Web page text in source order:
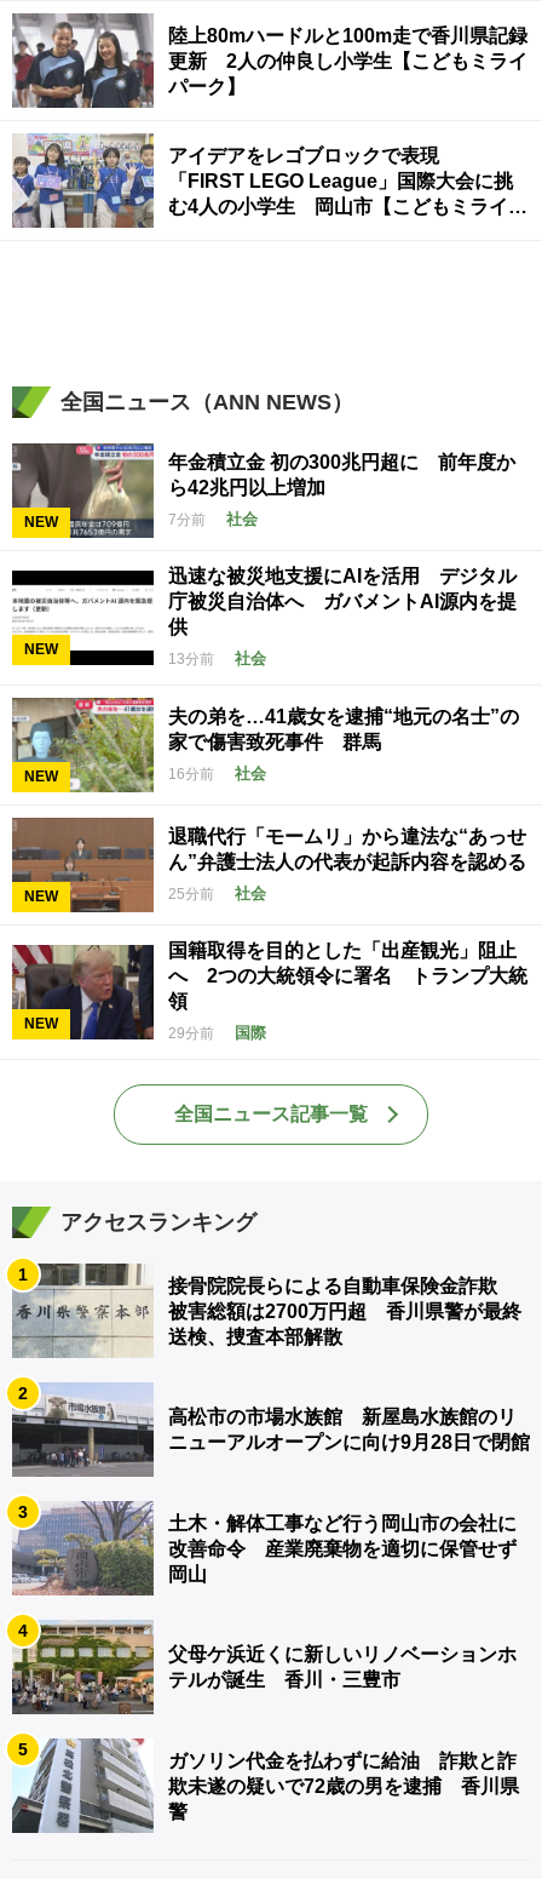
陸上80mハードルと100m走で香川県記録
更新 2人の仲良し小学生【こどもミライ
パーク】
アイデアをレゴブロックで表現
「FIRST LEGO League」国際大会に挑
む4人の小学生 岡山市【こどもミライパ
全国ニュース（ANN NEWS）
NEW
年金積立金 初の300兆円超に 前年度か
ら42兆円以上増加
7分前 社会
NEW
迅速な被災地支援にAIを活用 デジタル
庁被災自治体へ ガバメントAI源内を提
供
13分前 社会
NEW
夫の弟を…41歳女を逮捕“地元の名士”の
家で傷害致死事件 群馬
16分前 社会
NEW
退職代行「モームリ」から違法な“あっせ
ん”弁護士法人の代表が起訴内容を認める
25分前 社会
NEW
国籍取得を目的とした「出産観光」阻止
へ 2つの大統領令に署名 トランプ大統
領
29分前 国際
全国ニュース記事一覧
アクセスランキング
1
接骨院院長らによる自動車保険金詐欺
被害総額は2700万円超 香川県警が最終
送検、捜査本部解散
2
高松市の市場水族館 新屋島水族館のリ
ニューアルオープンに向け9月28日で閉館
3
土木・解体工事など行う岡山市の会社に
改善命令 産業廃棄物を適切に保管せず
岡山
4
父母ケ浜近くに新しいリノベーションホ
テルが誕生 香川・三豊市
5
ガソリン代金を払わずに給油 詐欺と詐
欺未遂の疑いで72歳の男を逮捕 香川県
警